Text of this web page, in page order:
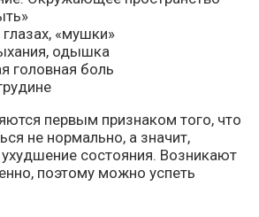
«мушки»
одышка
головная боль
первым признаком того, что
не нормально, а значит,
состояния. Возникают
поэтому можно успеть